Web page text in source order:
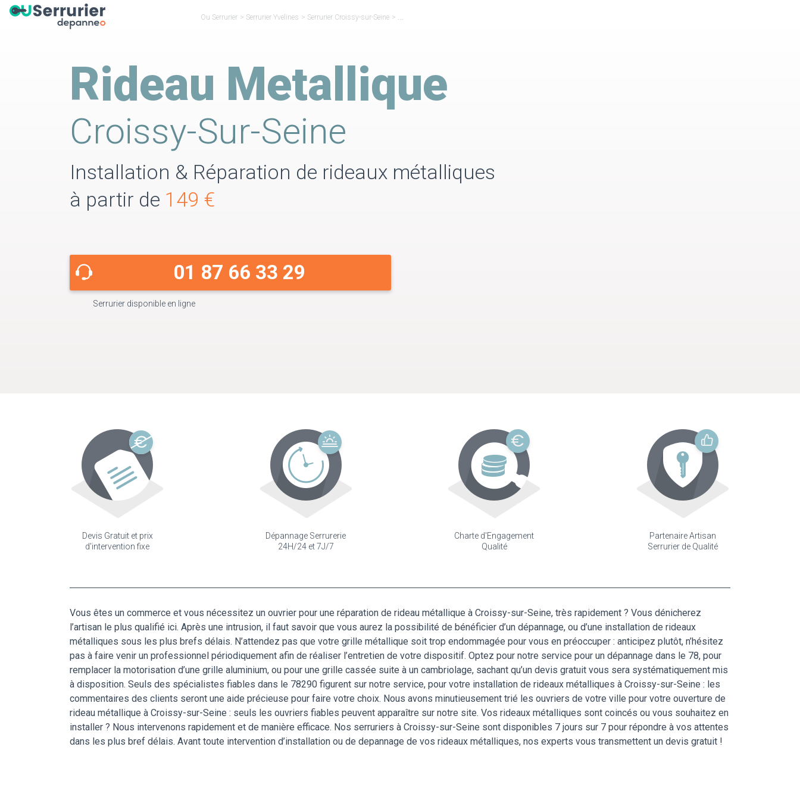
Ou Serrurier > Serrurier Yvelines > Serrurier Croissy-sur-Seine >
Rideau Metallique
Croissy-Sur-Seine
Installation & Réparation de rideaux métalliques
à partir de 149 €
01 87 66 33 29
Serrurier disponible en ligne
Devis Gratuit et prix
d'intervention fixe
Dépannage Serrurerie
24H/24 et 7J/7
Charte d'Engagement
Qualité
Partenaire Artisan
Serrurier de Qualité
Vous êtes un commerce et vous nécessitez un ouvrier pour une réparation de rideau métallique à Croissy-sur-Seine, très rapidement ? Vous dénicherez
l’artisan le plus qualifié ici. Après une intrusion, il faut savoir que vous aurez la possibilité de bénéficier d’un dépannage, ou d’une installation de rideaux
métalliques sous les plus brefs délais. N’attendez pas que votre grille métallique soit trop endommagée pour vous en préoccuper : anticipez plutôt, n’hésitez
pas à faire venir un professionnel périodiquement afin de réaliser l’entretien de votre dispositif. Optez pour notre service pour un dépannage dans le 78, pour
remplacer la motorisation d’une grille aluminium, ou pour une grille cassée suite à un cambriolage, sachant qu’un devis gratuit vous sera systématiquement mis
à disposition. Seuls des spécialistes fiables dans le 78290 figurent sur notre service, pour votre installation de rideaux métalliques à Croissy-sur-Seine : les
commentaires des clients seront une aide précieuse pour faire votre choix. Nous avons minutieusement trié les ouvriers de votre ville pour votre ouverture de
rideau métallique à Croissy-sur-Seine : seuls les ouvriers fiables peuvent apparaître sur notre site. Vos rideaux métalliques sont coincés ou vous souhaitez en
installer ? Nous intervenons rapidement et de manière efficace. Nos serruriers à Croissy-sur-Seine sont disponibles 7 jours sur 7 pour répondre à vos attentes
dans les plus bref délais. Avant toute intervention d’installation ou de depannage de vos rideaux métalliques, nos experts vous transmettent un devis gratuit !